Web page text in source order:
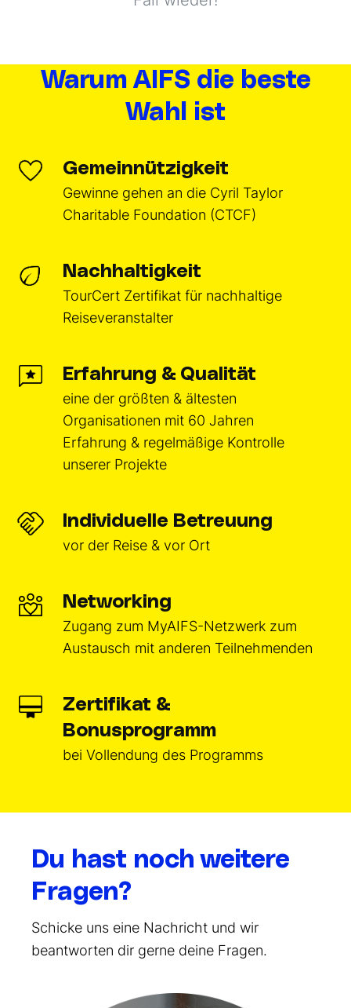
Warum AIFS die beste
Wahl ist
Gemeinnützigkeit
Gewinne gehen an die Cyril Taylor
Charitable Foundation (CTCF)
Nachhaltigkeit
TourCert Zertifikat für nachhaltige
Reiseveranstalter
Erfahrung & Qualität
eine der größten & ältesten
Organisationen mit 60 Jahren
Erfahrung & regelmäßige Kontrolle
unserer Projekte
Individuelle Betreuung
vor der Reise & vor Ort
Networking
Zugang zum MyAIFS-Netzwerk zum
Austausch mit anderen Teilnehmenden
Zertifikat &
Bonusprogramm
bei Vollendung des Programms
Du hast noch weitere
Fragen?
Schicke uns eine Nachricht und wir
beantworten dir gerne deine Fragen.